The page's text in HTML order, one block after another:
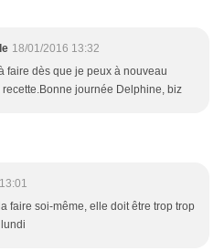
18/01/2016 13:32
faire dès que je peux à nouveau
journée Delphine, biz
faire soi-même, elle doit être trop trop